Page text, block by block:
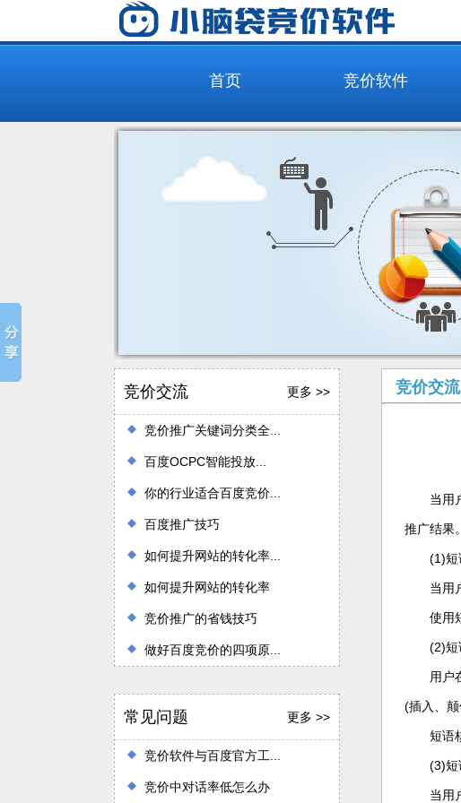
首页 竞价软件
竞价交流 更多 >>
竞价推广关键词分类全...
百度OCPC智能投放...
你的行业适合百度竞价...
百度推广技巧
如何提升网站的转化率...
如何提升网站的转化率
竞价推广的省钱技巧
做好百度竞价的四项原...
常见问题 更多 >>
竞价软件与百度官方工...
竞价中对话率低怎么办
竞价交流
当用
推广结果
(1)短
当用
使用
(2)短
用户
(插入、
短语
(3)短
当用